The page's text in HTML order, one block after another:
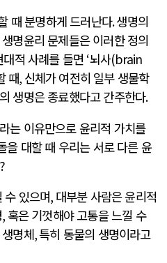
때 분명하게 드러난다.생명의
명윤리 문제들은 이러한 정의
대적 사례를 들면 ‘뇌사(brain
때, 신체가 여전히 일부 생물학
생명은 종료했다고 간주한다.
는 이유만으로 윤리적 가치를
을 대할 때 우리는 서로 다른 윤
?
수 있으며, 대부분 사람은 윤리적
, 혹은 기껏해야 고통을 느낄 수
명체,특히 동물의 생명이라고